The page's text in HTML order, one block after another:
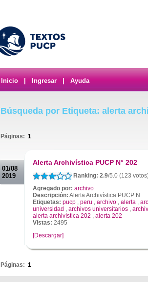
Inicio Ingresar Ayuda
Búsqueda por Etiqueta: alerta
Páginas: 1
01/08
2019
Alerta Archivística PUCP N° 202
Ranking: 2.9/5.0 (123
Agregado por: archivo
Descripción: Alerta Archivística PUCP N
Etiquetas: pucp , peru , archivo , alerta ,
universidad , archivos universitarios ,
alerta archivística 202 , alerta 202
Vistas: 2495
[Descargar]
Páginas: 1